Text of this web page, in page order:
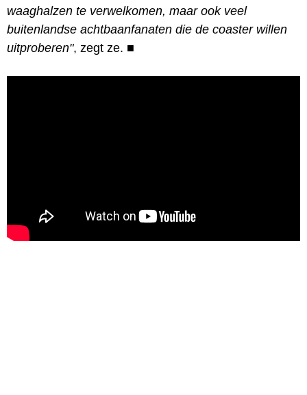
waaghalzen te verwelkomen, maar ook veel
buitenlandse achtbaanfanaten die de coaster willen
uitproberen", zegt ze. ■